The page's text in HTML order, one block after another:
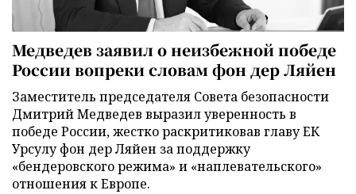
Медведев заявил о неизбежной победе
России вопреки словам фон дер Ляйен
Заместитель председателя Совета безопасности
Дмитрий Медведев выразил уверенность в
победе России, жестко раскритиковав главу ЕК
Урсулу фон дер Ляйен за поддержку
«бендеровского режима» и «наплевательского»
отношения к Европе.